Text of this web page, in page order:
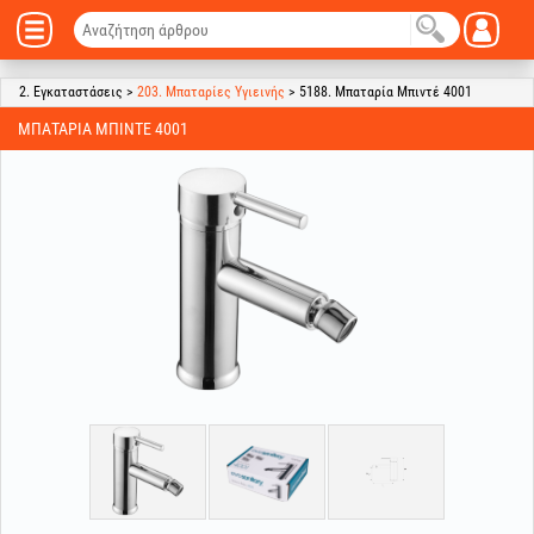
2. Εγκαταστάσεις > 203. Μπαταρίες Υγιεινής > 5188. Μπαταρία Μπιντέ 4001
ΜΠΑΤΑΡΊΑ ΜΠΙΝΤΈ 4001